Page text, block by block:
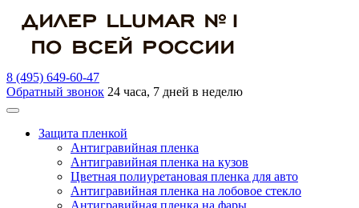
8 (495) 649-60-47
Обратный звонок 24 часа, 7 дней в неделю
Защита пленкой
Антигравийная пленка
Антигравийная пленка на кузов
Цветная полиуретановая пленка для авто
Антигравийная пленка на лобовое стекло
Антигравийная пленка на фары